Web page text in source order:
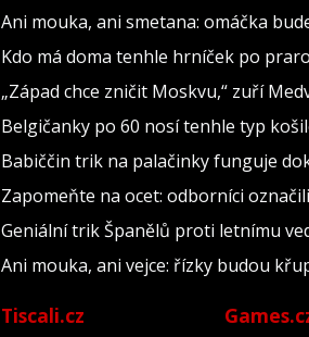
Ani mouka, ani smetana: omáčka
Kdo má doma tenhle hrníček po
„Západ chce zničit Moskvu,“ zuří
Belgičanky po 60 nosí tenhle typ
Babiččin trik na palačinky funguje
Zapomeňte na ocet: odborníci
Geniální trik Španělů proti letnímu
Ani mouka, ani vejce: řízky budou
Tiscali.cz